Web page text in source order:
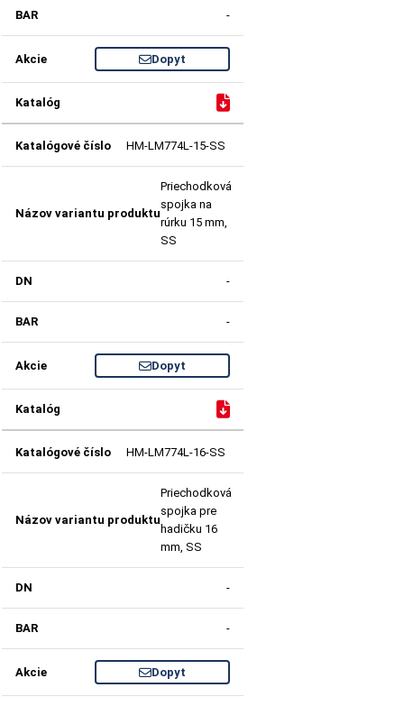
-
Dopyt
HM-LM774L-15-SS
Priechodková
spojka na
rúrku 15 mm,
SS
-
-
Dopyt
HM-LM774L-16-SS
Priechodková
spojka pre
hadičku 16
mm, SS
-
-
Dopyt